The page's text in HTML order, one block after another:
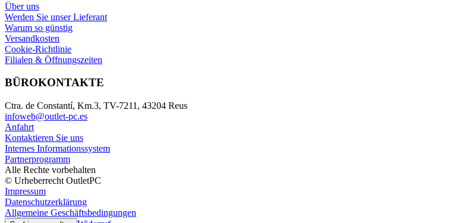
Über uns
Werden Sie unser Lieferant
Warum so günstig
Versandkosten
Cookie-Richtlinie
Filialen & Öffnungszeiten
BÜROKONTAKTE
Ctra. de Constantí, Km.3, TV-7211, 43204 Reus
infoweb@outlet-pc.es
Anfahrt
Kontaktieren Sie uns
Internes Informationssystem
Partnerprogramm
Alle Rechte vorbehalten
© Urheberrecht OutletPC
Impressum
Datenschutzerklärung
Allgemeine Geschäftsbedingungen